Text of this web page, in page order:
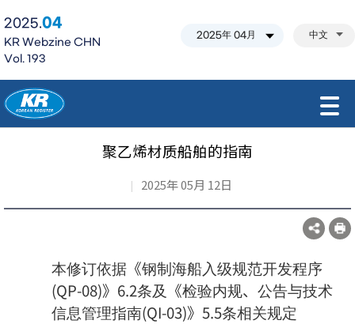
2025.04
KR Webzine CHN
Vol. 193
中文
聚乙烯材质船舶的指南
2025年 05月 12日
本修订依据《钢制海船入级规范开发程序
(QP-08)》6.2条及《检验内规、公告与技术
信息管理指南(QI-03)》5.5条相关规定